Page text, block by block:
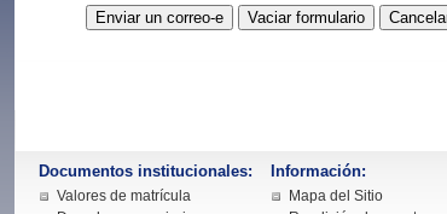
Documentos institucionales:
Valores de matrícula
Información:
Mapa del Sitio